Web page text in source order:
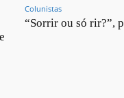
Colunistas
“Sorrir ou só rir?”,